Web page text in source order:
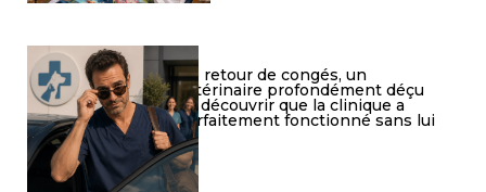
De retour de congés, un
vétérinaire profondément déçu
de découvrir que la clinique a
parfaitement fonctionné sans lui